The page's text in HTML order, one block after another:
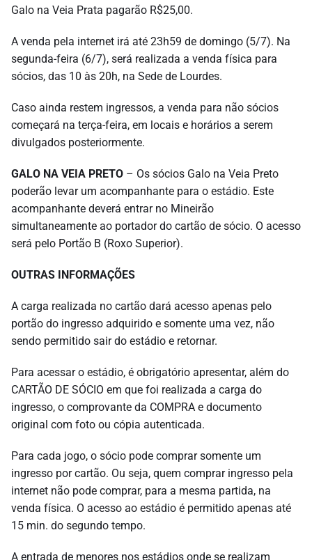
Galo na Veia Prata pagarão R$25,00.
A venda pela internet irá até 23h59 de domingo (5/7). Na
segunda-feira (6/7), será realizada a venda física para
sócios, das 10 às 20h, na Sede de Lourdes.
Caso ainda restem ingressos, a venda para não sócios
começará na terça-feira, em locais e horários a serem
divulgados posteriormente.
GALO NA VEIA PRETO – Os sócios Galo na Veia Preto
poderão levar um acompanhante para o estádio. Este
acompanhante deverá entrar no Mineirão
simultaneamente ao portador do cartão de sócio. O acesso
será pelo Portão B (Roxo Superior).
OUTRAS INFORMAÇÕES
A carga realizada no cartão dará acesso apenas pelo
portão do ingresso adquirido e somente uma vez, não
sendo permitido sair do estádio e retornar.
Para acessar o estádio, é obrigatório apresentar, além do
CARTÃO DE SÓCIO em que foi realizada a carga do
ingresso, o comprovante da COMPRA e documento
original com foto ou cópia autenticada.
Para cada jogo, o sócio pode comprar somente um
ingresso por cartão. Ou seja, quem comprar ingresso pela
internet não pode comprar, para a mesma partida, na
venda física. O acesso ao estádio é permitido apenas até
15 min. do segundo tempo.
A entrada de menores nos estádios onde se realizam